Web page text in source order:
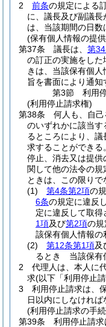
2
前条の規定による
に、議長及び副議長
は、当該期間の日数
(保有個人情報の提
第37条
議長は、 第
の訂正の実施をした
きは、当該保有個
旨を書面により通知
第3節
利用
(利用停止請求権)
第38条
何人も、自
のいずれかに該当す
るところにより、議
求することができる。
停止、消去又は提供
関して他の法令の
ときは、この限りで
(1)
第4条第2項の
6条の規定に違反
定に違反して取
1項及び第2項の
該保有個人情報の
(2)
第12条第1項及
るとき 当該保有
2
代理人は、本人に
求(以下「利用停止
3
利用停止請求は、
日以内にしなければ
(利用停止請求の手
第39条
利用停止請